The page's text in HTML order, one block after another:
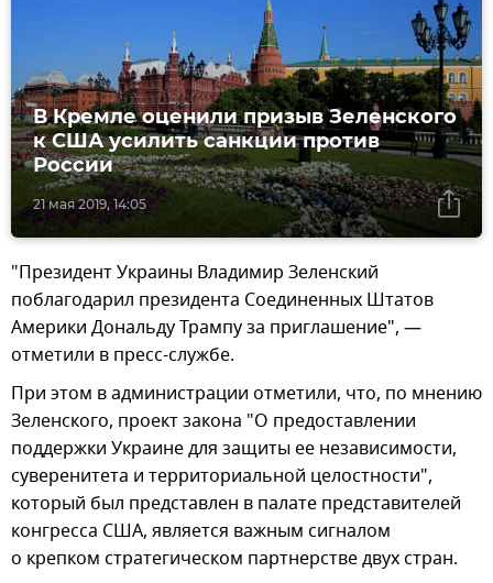
21 мая 2019, 14:05
В Кремле оценили призыв Зеленского
к США усилить санкции против
России
"Президент Украины Владимир Зеленский
поблагодарил президента Соединенных Штатов
Америки Дональду Трампу за приглашение", —
отметили в пресс-службе.
При этом в администрации отметили, что, по мнению
Зеленского, проект закона "О предоставлении
поддержки Украине для защиты ее независимости,
суверенитета и территориальной целостности",
который был представлен в палате представителей
конгресса США, является важным сигналом
о крепком стратегическом партнерстве двух стран.